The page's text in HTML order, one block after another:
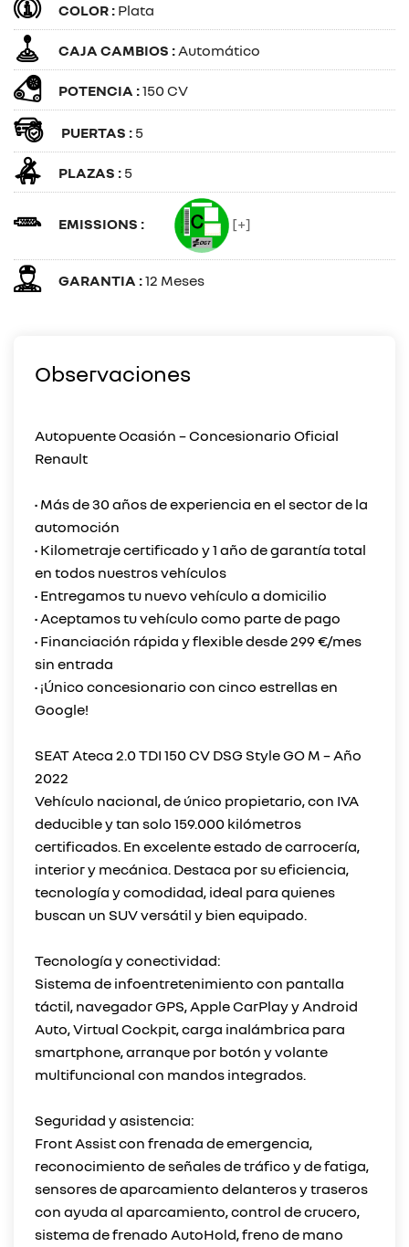
COLOR : Plata
CAJA CAMBIOS :Automático
POTENCIA :150 CV
PUERTAS : 5
PLAZAS : 5
EMISSIONS : [+]
GARANTIA :12 Meses
Observaciones
Autopuente Ocasión – Concesionario Oficial
Renault
• Más de 30 años de experiencia en el sector de la
automoción
• Kilometraje certificado y 1 año de garantía total
en todos nuestros vehículos
• Entregamos tu nuevo vehículo a domicilio
• Aceptamos tu vehículo como parte de pago
• Financiación rápida y flexible desde 299 €/mes
sin entrada
• ¡Único concesionario con cinco estrellas en
Google!
SEAT Ateca 2.0 TDI 150 CV DSG Style GO M – Año
2022
Vehículo nacional, de único propietario, con IVA
deducible y tan solo 159.000 kilómetros
certificados. En excelente estado de carrocería,
interior y mecánica. Destaca por su eficiencia,
tecnología y comodidad, ideal para quienes
buscan un SUV versátil y bien equipado.
Tecnología y conectividad:
Sistema de infoentretenimiento con pantalla
táctil, navegador GPS, Apple CarPlay y Android
Auto, Virtual Cockpit, carga inalámbrica para
smartphone, arranque por botón y volante
multifuncional con mandos integrados.
Seguridad y asistencia:
Front Assist con frenada de emergencia,
reconocimiento de señales de tráfico y de fatiga,
sensores de aparcamiento delanteros y traseros
con ayuda al aparcamiento, control de crucero,
sistema de frenado AutoHold, freno de mano